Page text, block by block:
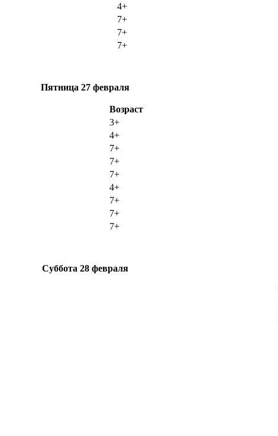
4+
7+
7+
7+
Пятница 27 февраля
Возраст
3+
4+
7+
7+
7+
4+
7+
7+
7+
Суббота 28 февраля